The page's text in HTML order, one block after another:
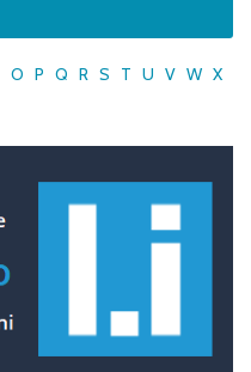
O P Q R S T U V W X